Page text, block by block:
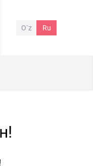
O`z Ru